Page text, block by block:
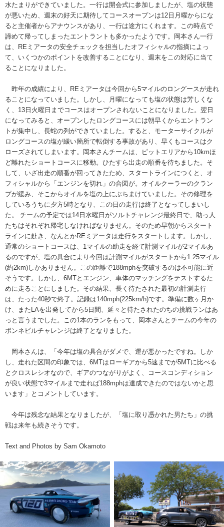
水たまりができていました。一行は開会式に参加しましたが、塩の状態
が悪いため、週末の好天に期待してコースオープンは12日月曜からにな
ると主催者からアナウンスがあり、一行は途方にくれます。この時点で
諦めて帰ってしまったエントラントも多かったようです。岡本さん一行
は、REミアータの安全チェックを担当したオフィシャルの指摘によっ
て、いくつかのポイントを改善することになり、週末をこの対応に当て
ることになりました。
昨年の成績により、REミアータは今回から5マイルのロングースが走れ
ることになっていました。しかし、月曜になっても塩の状態は芳しくな
く、13日火曜日までコースはオープンされないことになりました。翌日
になってみると、オープンしたロングコースには朝早くからエントラン
トが集中し、長蛇の列ができていました。すると、モーターサイクルが
ロングコースの塩が緩い箇所で転倒する事故があり、早くもコースはク
ローズされてしまいます。岡本さんチームは、ピットエリアから10kmほ
ど離れたショートコースに移動。ひたすら出走の順番を待ちました。そ
して、いざ出走の順番が回ってきたため、スタートラインにつくと、オ
フィシャルから「エンジンを切れ」の合図が。オイルクーラーのクラン
プが緩み、そこからオイルを塩の上にぶちまけていました。その修理を
しているうちに夕方5時となり、この日の走行は終了となってしまいし
た。 チームの予定では14日水曜日がソルトチャレンジ最終日で、助っ人
たちはそれぞれ帰宅しなければなりません。そのため早朝からスタート
ラインに赴き、なんとかREミアータは走行をスタートします。しかし、
通常のショートコースは、1マイルの助走を経て計測マイルが2マイルあ
るのですが、塩の具合により今回は計測マイルがスタートから1.25マイル
(約2km)しかありません。この距離で188mphを突破するのは不可能に近
そうです。しかし、6MTとエンジン、車体のマッチングをテストするた
めに走ることにしました。その結果、長く待たされた最初の計測走行
は、たった40秒で終了。記録は140mph(225km/h)です。準備に数ヶ月か
け、またLAを出発してから5日間、延々と待たされたのちの挑戦ランはあ
っと言うまでした。この1本のランをもって、岡本さんとチームの今年の
ボンネビルチャレンジは終了となりました。
岡本さんは、「今年は塩の具合がダメで、運が悪かったですね。しか
し、走れた区間の印象では、6MTはローギアから5速までが5MTに比べる
とクロスレシオなので、ギアのつながりがよく、コースコンディション
が良い状態で3マイルまで走れば188mphは達成できたのではないかと思
います」とコメントしています。
今年は残念な結果となりましたが、「塩に取り憑かれた男たち」の挑
戦は来年も続きそうです。
Text and Photos by Sam Okamoto